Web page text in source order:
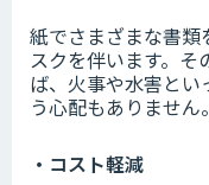
紙でさまざまな書類
スクを伴います。そ
ば、火事や水害と
う心配もありません。
・コスト軽減